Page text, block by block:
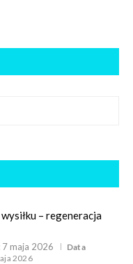
– regeneracja
7 maja 2026
Data
2026